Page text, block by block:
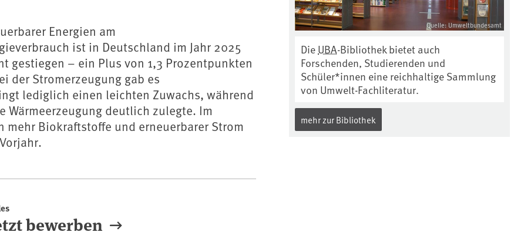
Energien am
ist in Deutschland im Jahr 2025
gestiegen – ein Plus von 1,3 Prozentpunkten
der Stromerzeugung gab es
lediglich einen leichten Zuwachs, während
Wärmeerzeugung deutlich zulegte. Im
mehr Biokraftstoffe und erneuerbarer Strom
bewerben
Quelle: Umweltbundesamt
Die UBA-Bibliothek bietet auch
Forschenden, Studierenden und
Schüler*innen eine reichhaltige Sammlung
von Umwelt-Fachliteratur.
mehr zur Bibliothek